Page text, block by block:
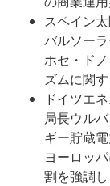
スペイン
バルソー
ホセ・ド
ズムに関
ドイツエ
局長ウル
ギー貯蔵
ヨーロッ
割を強調し